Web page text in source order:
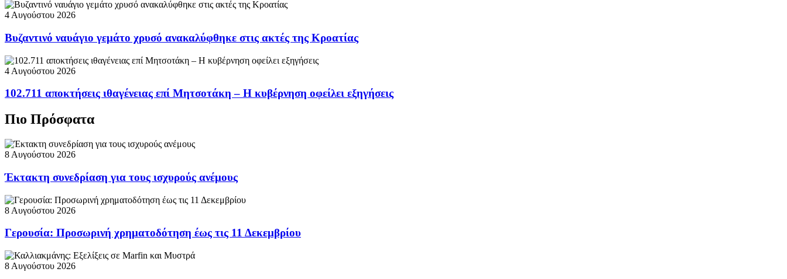
4 Αυγούστου 2026
Βυζαντινό ναυάγιο γεμάτο χρυσό ανακαλύφθηκε στις ακτές της Κροατίας
4 Αυγούστου 2026
102.711 αποκτήσεις ιθαγένειας επί Μητσοτάκη – Η κυβέρνηση οφείλει εξηγήσεις
Πιο Πρόσφατα
8 Αυγούστου 2026
Έκτακτη συνεδρίαση για τους ισχυρούς ανέμους
8 Αυγούστου 2026
Γερουσία: Προσωρινή χρηματοδότηση έως τις 11 Δεκεμβρίου
8 Αυγούστου 2026